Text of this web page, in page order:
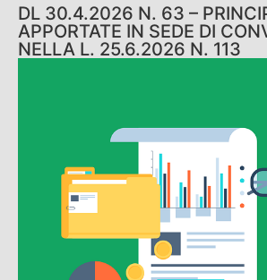
DL 30.4.2026 N. 63 –
APPORTATE IN SEDE DI
NELLA L. 25.6.2026 N. 113